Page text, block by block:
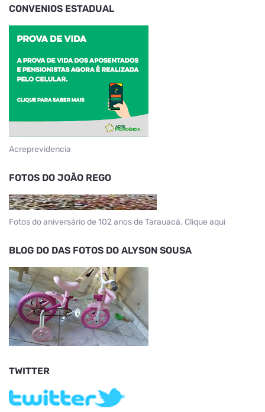
CONVENIOS ESTADUAL
Acreprevidencia
FOTOS DO JOÃO REGO
Fotos do aniversário de 102 anos de Tarauacá. Clique aqui
BLOG DO DAS FOTOS DO ALYSON SOUSA
TWITTER